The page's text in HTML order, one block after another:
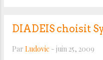
optimise à la fois la
avec les presses
DIADEIS choisit
Par Ludovic - juin 25, 2009